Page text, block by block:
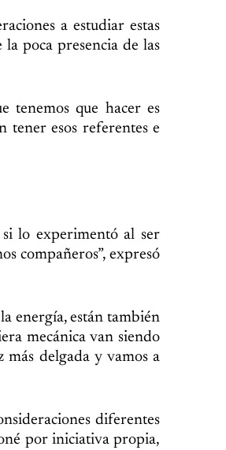
a estudiar estas
poca presencia de las
tenemos que hacer es
tener esos referentes e
lo experimentó al ser
compañeros”, expresó
energía, están también
mecánica van siendo
más delgada y vamos a
diferentes
por iniciativa propia,